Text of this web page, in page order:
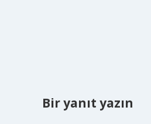
Bir yanıt yazın